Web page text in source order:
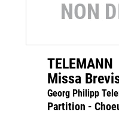
TELEMANN
Missa
Georg Philipp
Partition -